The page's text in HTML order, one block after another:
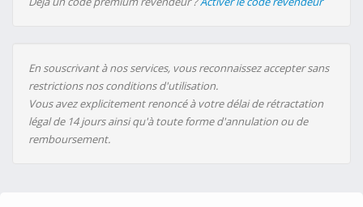
En souscrivant à nos services, vous reconnaissez accepter sans
restrictions nos conditions d'utilisation.
Vous avez explicitement renoncé à votre délai de rétractation
légal de 14 jours ainsi qu'à toute forme d'annulation ou de
remboursement.